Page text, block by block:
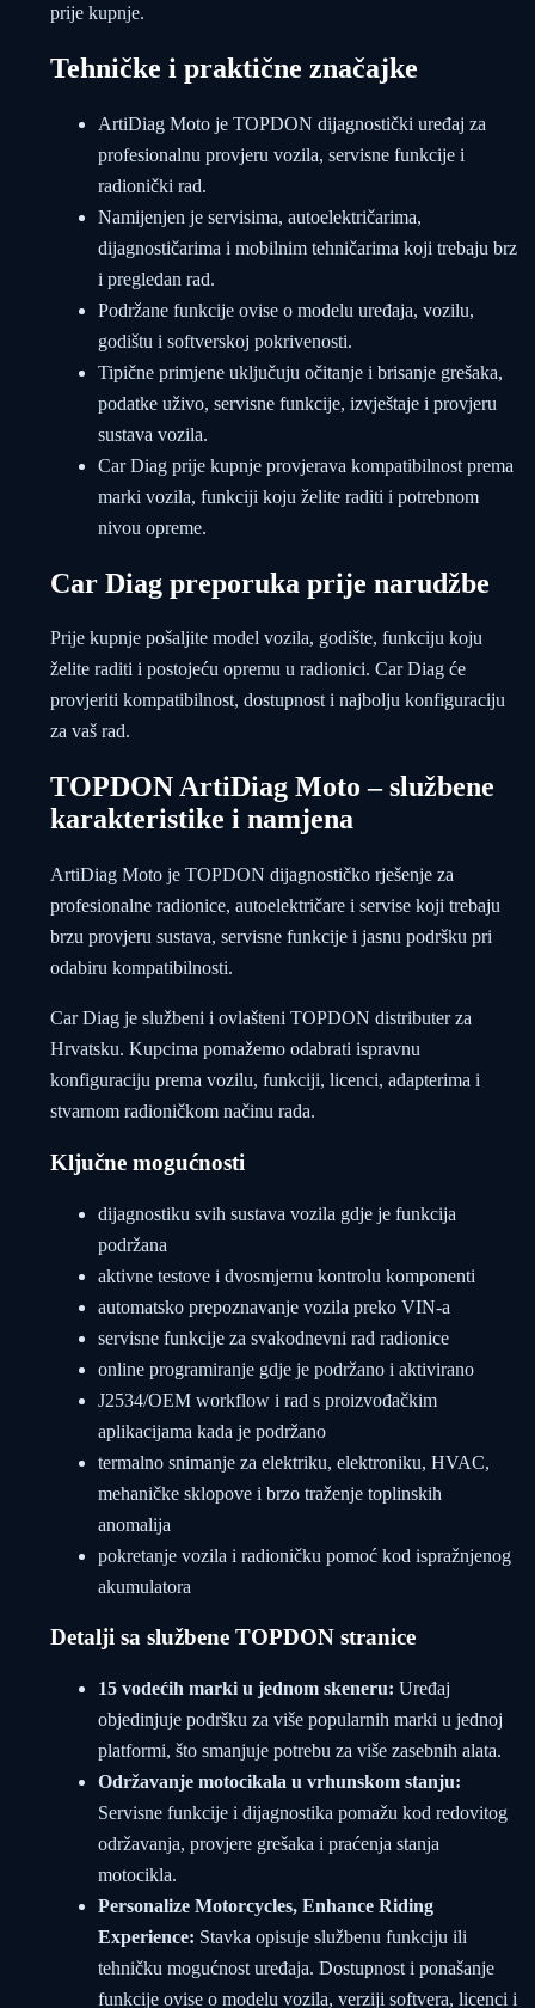
prije kupnje.
Tehničke i praktične značajke
ArtiDiag Moto je TOPDON dijagnostički uređaj za
profesionalnu provjeru vozila, servisne funkcije i
radionički rad.
Namijenjen je servisima, autoelektričarima,
dijagnostičarima i mobilnim tehničarima koji trebaju brz
i pregledan rad.
Podržane funkcije ovise o modelu uređaja, vozilu,
godištu i softverskoj pokrivenosti.
Tipične primjene uključuju očitanje i brisanje grešaka,
podatke uživo, servisne funkcije, izvještaje i provjeru
sustava vozila.
Car Diag prije kupnje provjerava kompatibilnost prema
marki vozila, funkciji koju želite raditi i potrebnom
nivou opreme.
Car Diag preporuka prije narudžbe
Prije kupnje pošaljite model vozila, godište, funkciju koju
želite raditi i postojeću opremu u radionici. Car Diag će
provjeriti kompatibilnost, dostupnost i najbolju konfiguraciju
za vaš rad.
TOPDON ArtiDiag Moto – službene
karakteristike i namjena
ArtiDiag Moto je TOPDON dijagnostičko rješenje za
profesionalne radionice, autoelektričare i servise koji trebaju
brzu provjeru sustava, servisne funkcije i jasnu podršku pri
odabiru kompatibilnosti.
Car Diag je službeni i ovlašteni TOPDON distributer za
Hrvatsku. Kupcima pomažemo odabrati ispravnu
konfiguraciju prema vozilu, funkciji, licenci, adapterima i
stvarnom radioničkom načinu rada.
Ključne mogućnosti
dijagnostiku svih sustava vozila gdje je funkcija
podržana
aktivne testove i dvosmjernu kontrolu komponenti
automatsko prepoznavanje vozila preko VIN-a
servisne funkcije za svakodnevni rad radionice
online programiranje gdje je podržano i aktivirano
J2534/OEM workflow i rad s proizvođačkim
aplikacijama kada je podržano
termalno snimanje za elektriku, elektroniku, HVAC,
mehaničke sklopove i brzo traženje toplinskih
anomalija
pokretanje vozila i radioničku pomoć kod ispražnjenog
akumulatora
Detalji sa službene TOPDON stranice
15 vodećih marki u jednom skeneru: Uređaj
objedinjuje podršku za više popularnih marki u jednoj
platformi, što smanjuje potrebu za više zasebnih alata.
Održavanje motocikala u vrhunskom stanju:
Servisne funkcije i dijagnostika pomažu kod redovitog
održavanja, provjere grešaka i praćenja stanja
motocikla.
Personalize Motorcycles, Enhance Riding
Experience: Stavka opisuje službenu funkciju ili
tehničku mogućnost uređaja. Dostupnost i ponašanje
funkcije ovise o modelu vozila, verziji softvera, licenci i